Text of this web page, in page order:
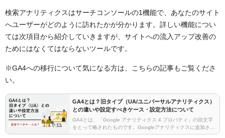
検索アナリティクスはサーチコンソールの1機能で、あなたのサイト
へユーザーがどのように訪れたかが分かります。詳しい機能につい
ては次項目から紹介していきますが、サイトへの流入アップ改善の
ためにはなくてはならないツールです。
※GA4への移行について気になる方は、こちらの記事もご覧くださ
い。
GA4とは？旧タイプ（UA/ユニバーサルアナリティクス）
との違いや設定すべきケース・設定方法について
GA4とは、「Google アナリティクス 4 プロパティ」の頭文字
をとって略されたものです。Googleアナリティクスに追加され
た新しいシステムで、従来のGoogleアナリティクスとは異なる